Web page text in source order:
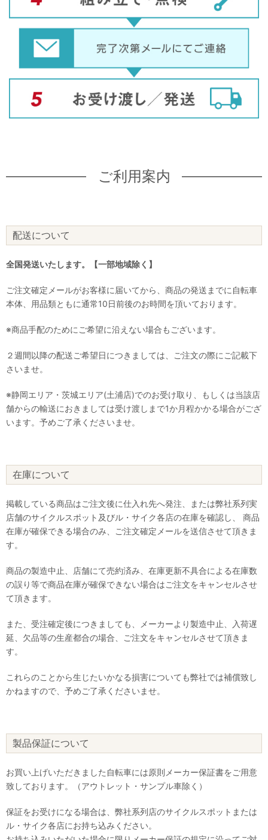
ご利用案内
配送について
全国発送いたします。【一部地域除く】
ご注文確定メールがお客様に届いてから、商品の発送までに自転車
本体、用品類ともに通常10日前後のお時間を頂いております。
※商品手配のためにご希望に沿えない場合もございます。
２週間以降の配送ご希望日につきましては、ご注文の際にご記載下
さいませ。
※静岡エリア・茨城エリア(土浦店)でのお受け取り、もしくは当該店
舗からの輸送におきましては受け渡しまで1か月程かかる場合がござ
います。予めご了承くださいませ。
在庫について
掲載している商品はご注文後に仕入れ先へ発注、または弊社系列実
店舗のサイクルスポット及びル・サイク各店の在庫を確認し、 商品
在庫が確保できる場合のみ、ご注文確定メールを送信させて頂きま
す。
商品の製造中止、店舗にて売約済み、在庫更新不具合による在庫数
の誤り等で商品在庫が確保できない場合はご注文をキャンセルさせ
て頂きます。
また、受注確定後につきましても、メーカーより製造中止、入荷遅
延、欠品等の生産都合の場合、ご注文をキャンセルさせて頂きま
す。
これらのことから生じたいかなる損害についても弊社では補償致し
かねますので、予めご了承くださいませ。
製品保証について
お買い上げいただきました自転車には原則メーカー保証書をご用意
致しております。（アウトレット・サンプル車除く）
保証をお受けになる場合は、弊社系列店のサイクルスポットまたは
ル・サイク各店にお持ち込みください。